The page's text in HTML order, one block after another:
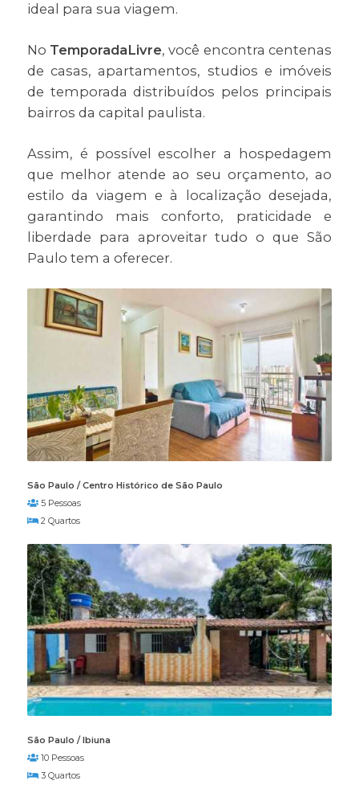
ideal para sua viagem.
No TemporadaLivre, você encontra centenas
de casas, apartamentos, studios e imóveis
de temporada distribuídos pelos principais
bairros da capital paulista.
Assim, é possível escolher a hospedagem
que melhor atende ao seu orçamento, ao
estilo da viagem e à localização desejada,
garantindo mais conforto, praticidade e
liberdade para aproveitar tudo o que São
Paulo tem a oferecer.
São Paulo / Centro Histórico de São Paulo
5 Pessoas
2 Quartos
São Paulo / Ibiuna
10 Pessoas
3 Quartos